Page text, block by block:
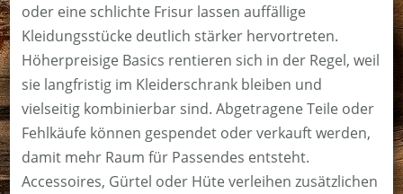
oder eine schlichte Frisur lassen auffällige
Kleidungsstücke deutlich stärker hervortreten.
Höherpreisige Basics rentieren sich in der Regel, weil
sie langfristig im Kleiderschrank bleiben und
vielseitig kombinierbar sind. Abgetragene Teile oder
Fehlkäufe können gespendet oder verkauft werden,
damit mehr Raum für Passendes entsteht.
Accessoires, Gürtel oder Hüte verleihen zusätzlichen